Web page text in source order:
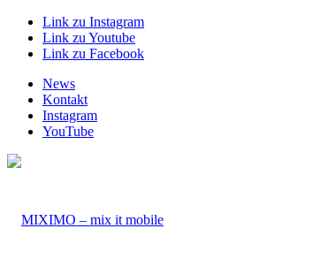
Link zu Instagram
Link zu Youtube
Link zu Facebook
News
Kontakt
Instagram
YouTube